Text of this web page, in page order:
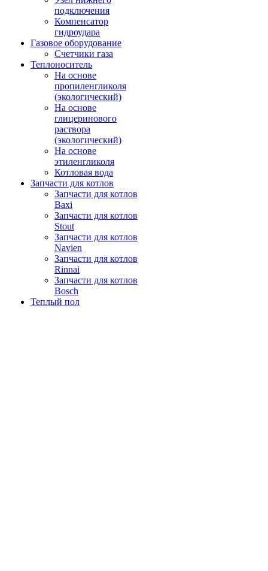
подключения
Компенсатор
гидроудара
Газовое оборудование
Счетчики газа
Теплоноситель
На основе
пропиленгликоля
(экологический)
На основе
глицеринового
раствора
(экологический)
На основе
этиленгликоля
Котловая вода
Запчасти для котлов
Запчасти для котлов
Baxi
Запчасти для котлов
Stout
Запчасти для котлов
Navien
Запчасти для котлов
Rinnai
Запчасти для котлов
Bosch
Теплый пол